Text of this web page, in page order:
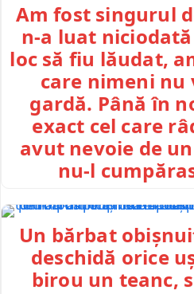
Am fost singurul
n-a luat
loc să fiu lăudat,
care nimeni nu
gardă. Până în
exact cel care
avut nevoie de
nu-l
Un bărbat
deschidă orice
birou un teanc,